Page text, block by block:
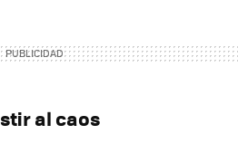
al caos